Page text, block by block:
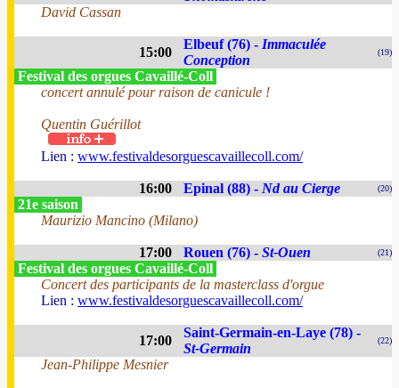
David Cassan
15:00
Elbeuf (76) - Immaculée
Conception
(19)
Festival des orgues Cavaillé-Coll
concert annulé pour raison de canicule !
Quentin Guérillot
Lien : www.festivaldesorguescavaillecoll.com/
16:00 Epinal (88) - Nd au Cierge (20)
21e saison
Maurizio Mancino (Milano)
17:00 Rouen (76) - St-Ouen (21)
Festival des orgues Cavaillé-Coll
Concert des participants de la masterclass d'orgue
Lien : www.festivaldesorguescavaillecoll.com/
17:00
Saint-Germain-en-Laye (78) -
St-Germain
(22)
Jean-Philippe Mesnier